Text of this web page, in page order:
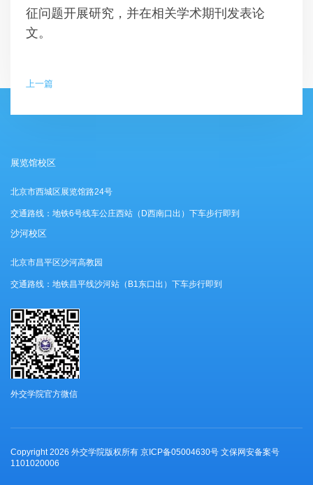
征问题开展研究，并在相关学术期刊发表论
文。
上一篇
展览馆校区
北京市西城区展览馆路24号
交通路线：地铁6号线车公庄西站（D西南口出）下车步行即到
沙河校区
北京市昌平区沙河高教园
交通路线：地铁昌平线沙河站（B1东口出）下车步行即到
外交学院官方微信
Copyright2026 外交学院版权所有 京ICP备05004630号 文保网安备案号
1101020006